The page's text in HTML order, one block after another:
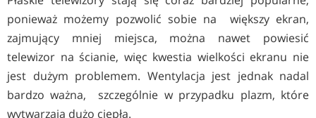
ponieważ możemy pozwolić sobie na większy ekran,
zajmujący mniej miejsca, można nawet powiesić
telewizor na ścianie, więc kwestia wielkości ekranu nie
jest dużym problemem. Wentylacja jest jednak nadal
bardzo ważna, szczególnie w przypadku plazm, które
wytwarzają dużo ciepła.